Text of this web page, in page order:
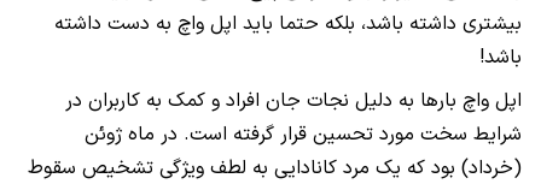
بیشتری داشته باشد، بلکه حتما باید اپل واچ به دست داشته
باشد!
اپل واچ بارها به دلیل نجات جان افراد و کمک به کاربران در
شرایط سخت مورد تحسین قرار گرفته است. در ماه ژوئن
(خرداد) بود که یک مرد کانادایی به لطف ویژگی تشخیص سقوط